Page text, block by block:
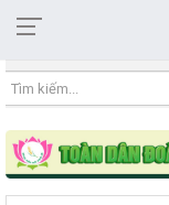
20:17:35 06/08/2026